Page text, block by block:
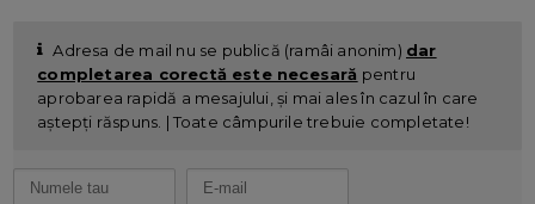
Adresa de mail nu se publică (ramâi anonim) dar
completarea corectă este necesară pentru
aprobarea rapidă a mesajului, și mai ales în cazul în care
aștepți răspuns. | Toate câmpurile trebuie completate!